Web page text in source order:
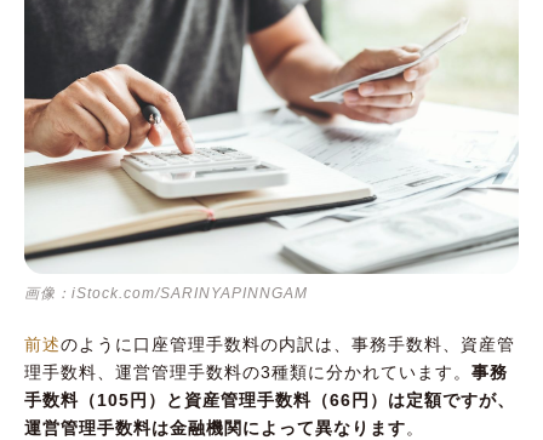
画像：iStock.com/SARINYAPINNGAM
前述のように口座管理手数料の内訳は、事務手数料、資産管
理手数料、運営管理手数料の3種類に分かれています。 事務
手数料（105円）と資産管理手数料（66円）は定額ですが、
運営管理手数料は金融機関によって異なります。